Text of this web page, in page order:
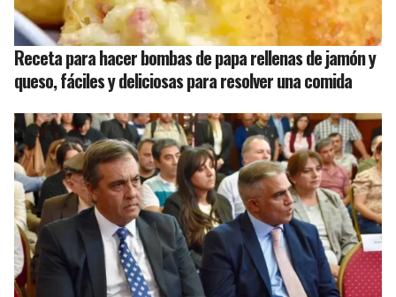
Receta para hacer bombas de papa rellenas de jamón y
queso, fáciles y deliciosas para resolver una comida